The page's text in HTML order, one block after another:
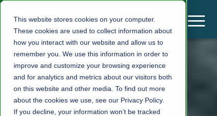
This website stores cookies on your computer.
These cookies are used to collect information about
how you interact with our website and allow us to
remember you. We use this information in order to
improve and customize your browsing experience
and for analytics and metrics about our visitors both
on this website and other media. To find out more
about the cookies we use, see our Privacy Policy.
If you decline, your information won’t be tracked